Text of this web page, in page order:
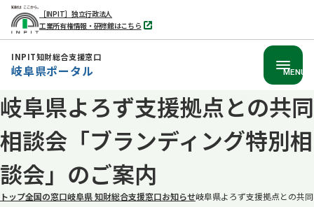
本
文
へ
動
［INPIT］独立行政法人
工業所有権情報・研修館はこちら
別
タ
INPIT知財総合支援窓口
岐阜県ポータル MENU
岐阜県よろず支援拠点との共同
相談会「ブランディング特別相
談会」のご案内
トップ全国の窓口岐阜県 知財総合支援窓口お知らせ岐阜県よろず支援拠点との共